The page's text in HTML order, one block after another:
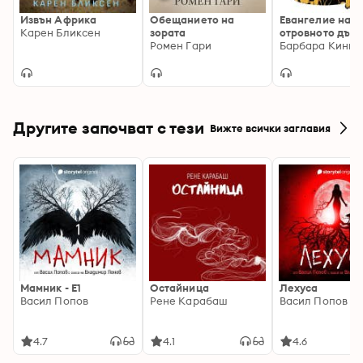
донесли й Нобелова награда.
Извън Африка
Карен Бликсен
Обещанието на
зората
Ромен Гари
Евангелие на
отровното
Барбара
Другите започват с тези Вижте всички заглавия
Мамник - E1
Васил Попов
4.7
Остайница
Рене Карабаш
4.1
Лехуса
Васил Попов
4.6